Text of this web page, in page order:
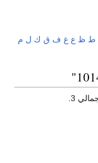
ط ظ ع غ ف ق ك ل م